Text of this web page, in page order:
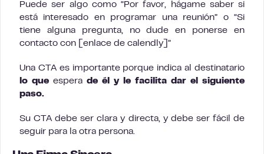
Puede ser algo como “Por favor, hágame saber si
está interesado en programar una reunión” o “Si
tiene alguna pregunta, no dude en ponerse en
contacto con [enlace de calendly]”
Una CTA es importante porque indica al destinatario
lo que espera de él y le facilita dar el siguiente
paso.
Su CTA debe ser clara y directa, y debe ser fácil de
seguir para la otra persona.